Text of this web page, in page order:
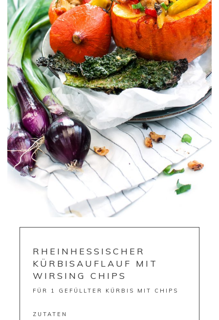
RHEINHESSISCHER
KÜRBISAUFLAUF MIT
WIRSING CHIPS
FÜR 1 GEFÜLLTER KÜRBIS MIT CHIPS
ZUTATEN